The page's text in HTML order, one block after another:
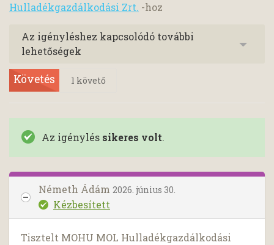
Hulladékgazdálkodási Zrt. -hoz
Az igényléshez kapcsolódó további
lehetőségek
Követés 1 követő
Az igénylés sikeres volt.
Németh Ádám 2026. június 30.
Kézbesített
Tisztelt MOHU MOL Hulladékgazdálkodási